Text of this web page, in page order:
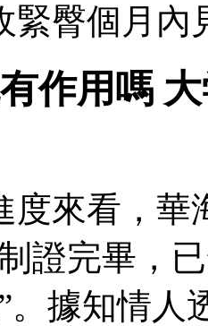
緊臀個月內
作用嗎
度來看，華
證完畢，
。據知情